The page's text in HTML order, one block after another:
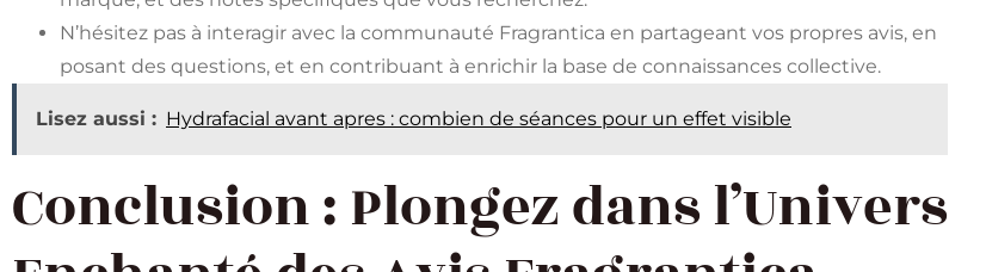
N’hésitez pas à interagir avec la communauté Fragrantica en partageant vos propres avis, en
posant des questions, et en contribuant à enrichir la base de connaissances collective.
Lisez aussi : Hydrafacial avant apres : combien de séances pour un effet visible
Conclusion : Plongez dans l’Univers